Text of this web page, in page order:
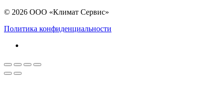
© 2026 ООО «Климат Сервис»
Политика конфиденциальности